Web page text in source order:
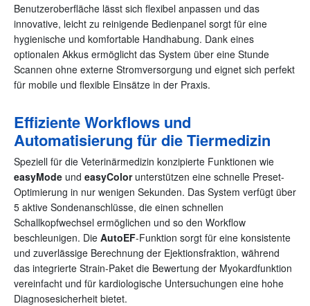
Benutzeroberfläche lässt sich flexibel anpassen und das
innovative, leicht zu reinigende Bedienpanel sorgt für eine
hygienische und komfortable Handhabung. Dank eines
optionalen Akkus ermöglicht das System über eine Stunde
Scannen ohne externe Stromversorgung und eignet sich perfekt
für mobile und flexible Einsätze in der Praxis.
Effiziente Workflows und
Automatisierung für die Tiermedizin
Speziell für die Veterinärmedizin konzipierte Funktionen wie
easyMode und easyColorunterstützen eine schnelle Preset-
Optimierung in nur wenigen Sekunden. Das System verfügt über
5 aktive Sondenanschlüsse, die einen schnellen
Schallkopfwechsel ermöglichen und so den Workflow
beschleunigen. Die AutoEF-Funktion sorgt für eine konsistente
und zuverlässige Berechnung der Ejektionsfraktion, während
das integrierte Strain-Paket die Bewertung der Myokardfunktion
vereinfacht und für kardiologische Untersuchungen eine hohe
Diagnosesicherheit bietet.